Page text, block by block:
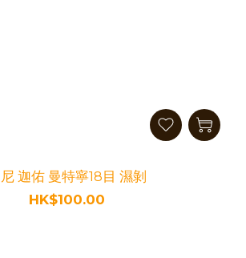
迦佑 曼特寧18目 濕剝
HK$100.00